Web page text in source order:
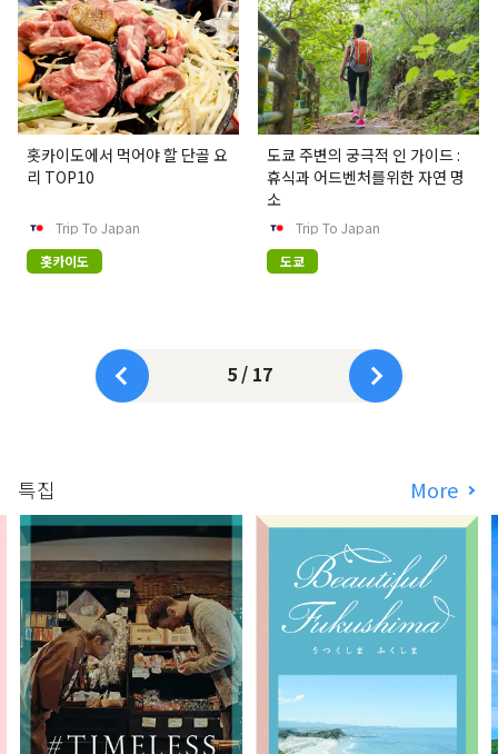
홋카이도에서 먹어야 할 단골 요
리 TOP10
Trip To Japan
홋카이도
도쿄 주변의 궁극적 인 가이드 :
휴식과 어드벤처를위한 자연 명
소
Trip To Japan
도쿄
5 / 17
특집 More